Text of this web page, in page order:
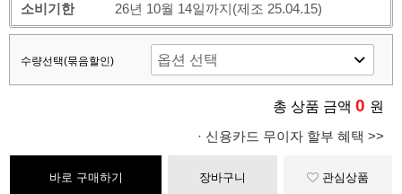
소비기한
26년 10월 14일까지(제조 25.04.15)
수량선택(묶음할인)
총 상품 금액 0 원
· 신용카드 무이자 할부 혜택 >>
바로 구매하기 장바구니 관심상품